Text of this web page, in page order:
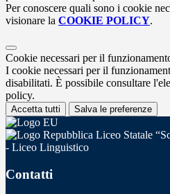
Per conoscere quali sono i cookie
visionare la COOKIE POLICY.
Cookie necessari per il
I cookie necessari per il
disabilitati. È possibile consultare
policy.
Accetta tutti Salva le preferenze
Liceo Statale
- Liceo Linguistico
Contatti